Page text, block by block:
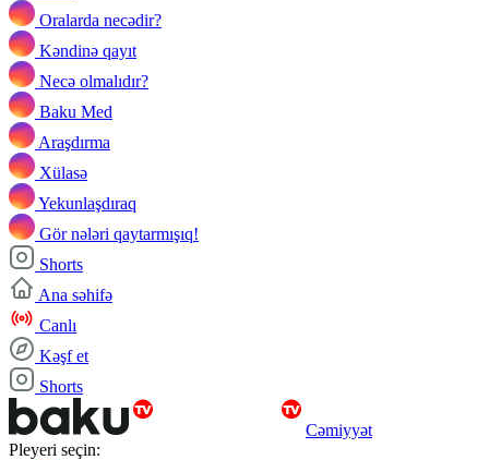
Oralarda necədir?
Kəndinə qayıt
Necə olmalıdır?
Baku Med
Araşdırma
Xülasə
Yekunlaşdıraq
Gör nələri qaytarmışıq!
Shorts
Ana səhifə
Canlı
Kəşf et
Shorts
Cəmiyyət
Pleyeri seçin: